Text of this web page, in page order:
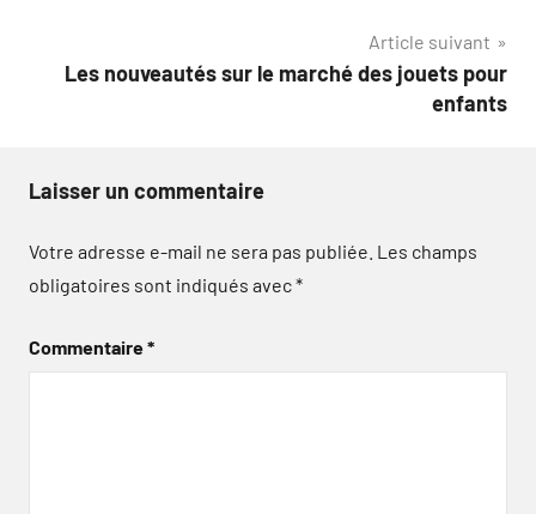
Article suivant
Les nouveautés sur le marché des jouets pour
enfants
Laisser un commentaire
Votre adresse e-mail ne sera pas publiée. Les champs
obligatoires sont indiqués avec*
Commentaire*